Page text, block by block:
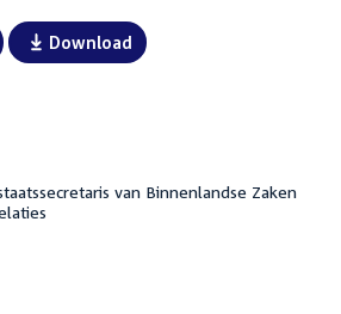
Download
van Binnenlandse Zaken